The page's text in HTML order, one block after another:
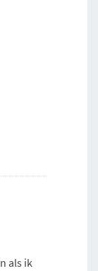
als ik